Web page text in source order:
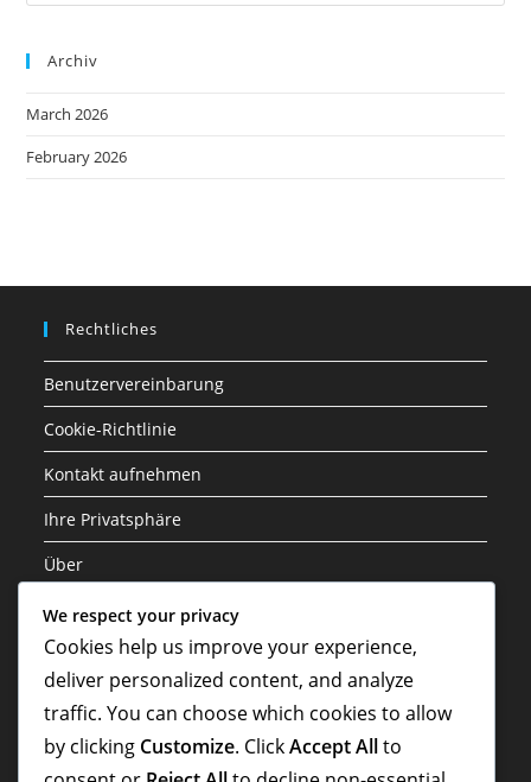
Archiv
March 2026
February 2026
Rechtliches
Benutzervereinbarung
Cookie-Richtlinie
Kontakt aufnehmen
Ihre Privatsphäre
Über
Kategorien
Rocket League Einlöse-Codes
Twitch Drops und Fanbelohnungen
We respect your privacy
Cookies help us improve your experience,
deliver personalized content, and analyze
traffic. You can choose which cookies to allow
by clicking Customize. ClickAccept Allto